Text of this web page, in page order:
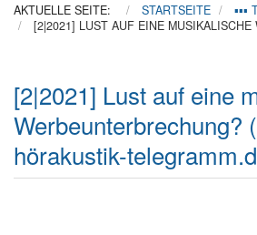
AKTUELLE SEITE: STARTSEITE
▪▪▪
[2|2021] LUST AUF EINE MUSIKALISCHE
[2|2021] Lust auf eine
Werbeunterbrechung?
hörakustik-